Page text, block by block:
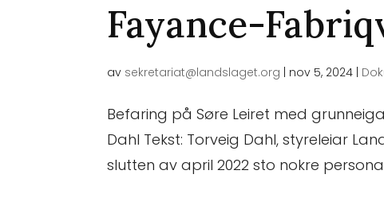
Fayance-
av sekretariat@landslaget.org nov 5, 2024
Befaring på Søre Leiret med
Dahl Tekst: Torveig Dahl, styreleiar
slutten av april 2022 sto nokre